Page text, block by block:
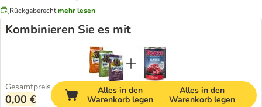
Rückgaberechtmehr lesen
Kombinieren Sie es mit
Gesamtpreis
0,00 €
Alles in den
Warenkorb legen
Alles in den
Warenkorb legen